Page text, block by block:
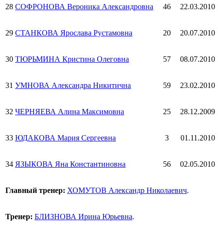
28 СОФРОНОВА Вероника Александровна 46 22.03.2010
29 СТАНКОВА Ярослава Рустамовна 20 20.07.2010
30 ТЮРЬМИНА Кристина Олеговна 57 08.07.2010
31 УМНОВА Александра Никитична 59 23.02.2010
32 ЧЕРНЯЕВА Алина Максимовна 25 28.12.2009
33 ЮДАКОВА Мария Сергеевна 3 01.11.2010
34 ЯЗЫКОВА Яна Константиновна 56 02.05.2010
Главный тренер: ХОМУТОВ Александр Николаевич.
Тренер: БЛИЗНОВА Ирина Юрьевна.